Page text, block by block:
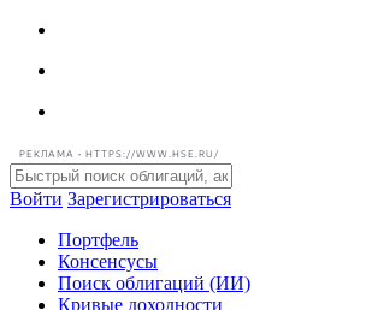
РЕКЛАМА • HTTPS://WWW.HSE.RU/
Войти Зарегистрироваться